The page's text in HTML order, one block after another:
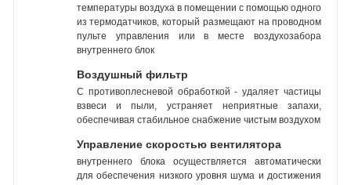
температуры воздуха в помещении с помощью одного
из термодатчиков, который размещают на проводном
пульте управления или в месте воздухозабора
внутреннего блок
Воздушный фильтр
С противоплесневой обработкой - удаляет частицы
взвеси и пыли, устраняет неприятные запахи,
обеспечивая стабильное снабжение чистым воздухом
Управление скоростью вентилятора
внутреннего блока осуществляется автоматически
для обеспечения низкого уровня шума и достижения